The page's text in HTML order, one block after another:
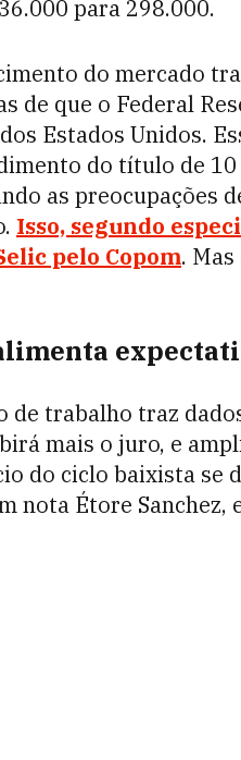
para 298.000.
do mercado
de que o Federal
Estados Unidos.
do título de
as preocupações
Isso, segundo
pelo Copom.
de trabalho traz
mais o juro, e
do ciclo baixista se
nota Étore